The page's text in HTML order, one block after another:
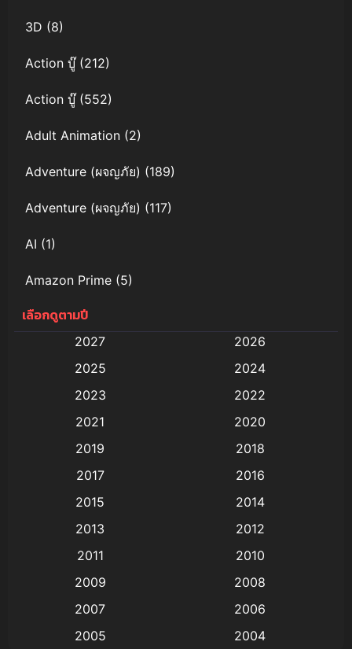
3D (8)
Action บู๊(212)
Action บู๊(552)
Adult Animation (2)
Adventure (ผจญภัย) (189)
Adventure (ผจญภัย) (117)
AI (1)
Amazon Prime (5)
Anal (ประตูหลัง)
Animation การ์ตูน
Animation อนิเมะ
Animation แอนิเมชัน
(9)
Big tits (นมใหญ่)
Bitch (ผู้หญิงร่าน)
เลือกดูตามปี
2027
2026
2025
2024
2023
2022
2021
2020
2019
2018
2017
2016
2015
2014
2013
2012
2011
2010
2009
2008
2007
2006
2005
2004